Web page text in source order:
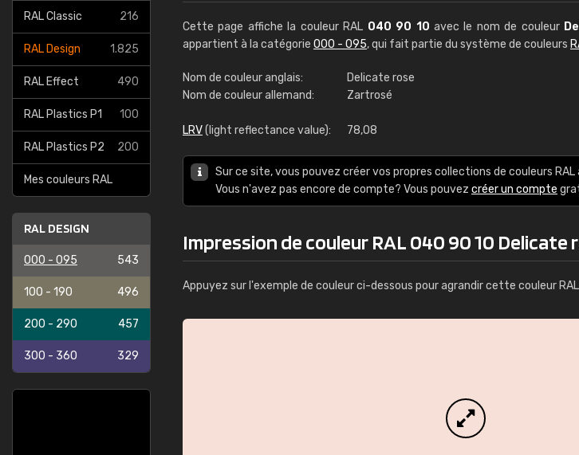
RAL Classic 216
RAL Design 1.825
RAL Effect 490
RAL Plastics P1 100
RAL Plastics P2 200
Mes couleurs RAL
RAL DESIGN
000 - 095 543
100 - 190 496
200 - 290 457
300 - 360 329
Cette page affiche la couleur RAL 040 90 10 avec le nom de couleur
appartient à la catégorie 000 - 095, qui fait partie du système de couleurs
Nom de couleur anglais:
Delicate rose
Nom de couleur allemand:
Zartrosé
LRV(light reflectance value): 78,08
Sur ce site, vous pouvez créer vos propres collections de couleurs
Vous n'avez pas encore de compte? Vous pouvez créer un compte
Impression de couleur RAL 040 90 10 Delicate
Appuyez sur l'exemple de couleur ci-dessous pour agrandir cette couleur